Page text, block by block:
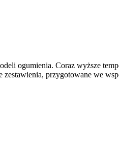
ogumienia. Coraz wyższe
przygotowane we